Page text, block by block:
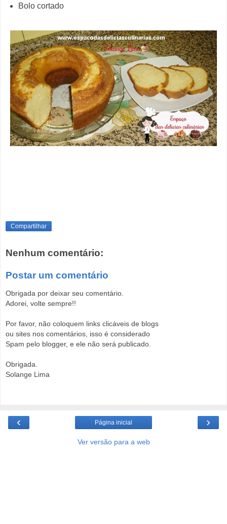
Bolo cortado
Compartilhar
Nenhum comentário:
Postar um comentário
Obrigada por deixar seu comentário.
Adorei, volte sempre!!
Por favor, não coloquem links clicáveis de blogs
ou sites nos comentários, isso é considerado
Spam pelo blogger, e ele não será publicado.
Obrigada.
Solange Lima
‹ ›
Página inicial
Ver versão para a web